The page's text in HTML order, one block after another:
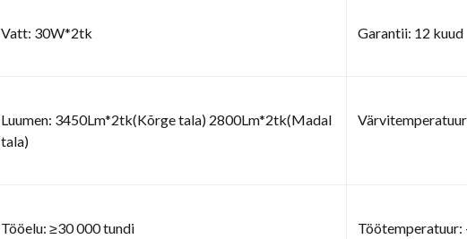
Vatt: 30W*2tk Garantii: 12 kuud
Luumen: 3450Lm*2tk(Kõrge tala) 2800Lm*2tk(Madal
tala)
Tööelu: ≥30 000 tundi